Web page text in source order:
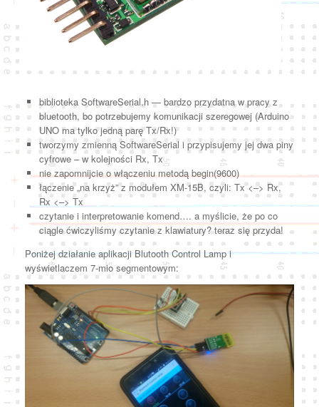
biblioteka SoftwareSerial.h — bardzo przydatna w pracy z
bluetooth, bo potrzebujemy komunikacji szeregowej (Arduino
UNO ma tylko jedną parę Tx/Rx!)
tworzymy zmienną SoftwareSerial i przypisujemy jej dwa piny
cyfrowe – w kolejności Rx, Tx
nie zapomnijcie o włączeniu metodą begin(9600)
łączenie „na krzyż” z modułem XM-15B, czyli: Tx <–> Rx,
Rx <–> Tx
czytanie i interpretowanie komend…. a myślicie, że po co
ciągle ćwiczyliśmy czytanie z klawiatury? teraz się przyda!
Poniżej działanie aplikacji Blutooth Control Lamp i
wyświetlaczem 7-mio segmentowym: